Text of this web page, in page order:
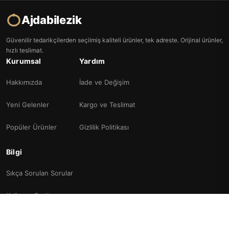
Ajdabilezik
Güvenilir tedarikçilerden seçilmiş kaliteli ürünler, tek adreste. Orijinal ürünler,
hızlı teslimat.
Kurumsal
Hakkımızda
Yeni Gelenler
Popüler Ürünler
Yardım
İade ve Değişim
Kargo ve Teslimat
Gizlilik Politikası
Bilgi
Sıkça Sorulan Sorular
Kullanım Şartları